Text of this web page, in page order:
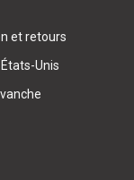
et retours
Unis